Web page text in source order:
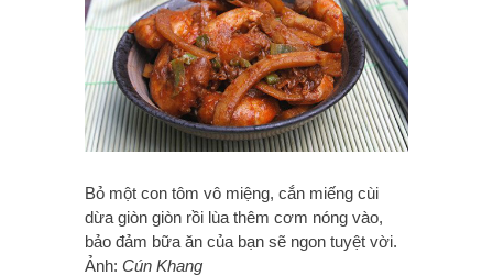
Bỏ một con tôm vô miệng, cắn miếng cùi
dừa giòn giòn rồi lùa thêm cơm nóng vào,
bảo đảm bữa ăn của bạn sẽ ngon tuyệt vời.
Ảnh: Cún Khang